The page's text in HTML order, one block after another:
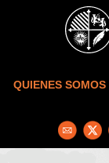
Skip to main content
QUIENES SOMOS